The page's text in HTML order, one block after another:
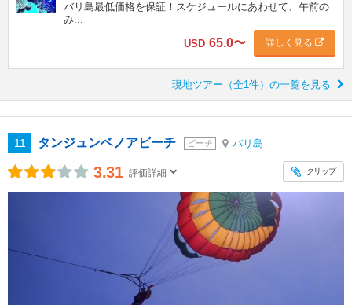
バリ島最低価格を保証！スケジュールにあわせて、午前の
み...
USD 65.0〜 詳しく見る
現地ツアー（全1件）の一覧を見る
11 タンジュンベノアビーチ ビーチ バリ島
3.31 評価詳細 クリップ